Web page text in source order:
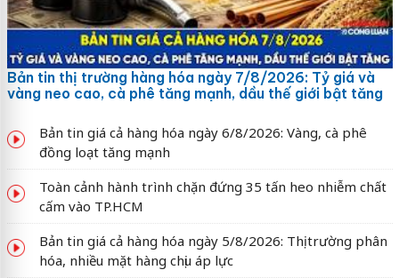
Bản tin thị trường hàng hóa ngày 7/8/2026: Tỷ giá và
vàng neo cao, cà phê tăng mạnh, dầu thế giới bật tăng
Bản tin giá cả hàng hóa ngày 6/8/2026: Vàng, cà phê
đồng loạt tăng mạnh
Toàn cảnh hành trình chặn đứng 35 tấn heo nhiễm chất
cấm vào TP.HCM
Bản tin giá cả hàng hóa ngày 5/8/2026: Thị trường phân
hóa, nhiều mặt hàng chịu áp lực